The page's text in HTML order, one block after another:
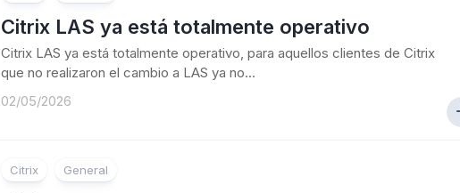
Citrix LAS ya está totalmente operativo
Citrix LAS ya está totalmente operativo, para aquellos clientes de Citrix
que no realizaron el cambio a LAS ya no...
02/05/2026
Citrix General